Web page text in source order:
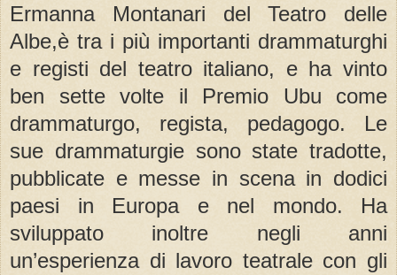
Ermanna Montanari del Teatro delle
Albe,è tra i più importanti drammaturghi
e registi del teatro italiano, e ha vinto
ben sette volte il Premio Ubu come
drammaturgo, regista, pedagogo. Le
sue drammaturgie sono state tradotte,
pubblicate e messe in scena in dodici
paesi in Europa e nel mondo. Ha
sviluppato inoltre negli anni
un’esperienza di lavoro teatrale con gli